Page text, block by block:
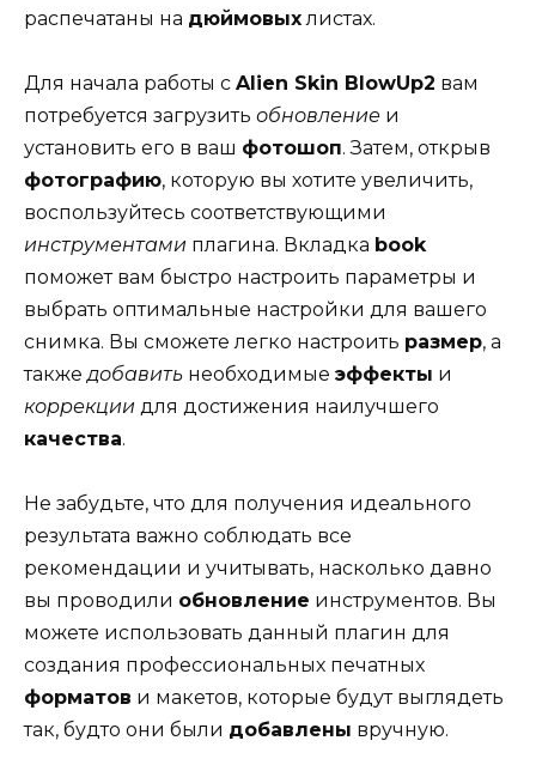
распечатаны на дюймовых листах.
Для начала работы с Alien Skin BlowUp2 вам
потребуется загрузить обновление и
установить его в ваш фотошоп. Затем, открыв
фотографию, которую вы хотите увеличить,
воспользуйтесь соответствующими
инструментами плагина. Вкладка book
поможет вам быстро настроить параметры и
выбрать оптимальные настройки для вашего
снимка. Вы сможете легко настроить размер, а
такжедобавить необходимые эффекты и
коррекции для достижения наилучшего
качества.
Не забудьте, что для получения идеального
результата важно соблюдать все
рекомендации и учитывать, насколько давно
вы проводили обновление инструментов. Вы
можете использовать данный плагин для
создания профессиональных печатных
форматов и макетов, которые будут выглядеть
так, будто они были добавлены вручную.